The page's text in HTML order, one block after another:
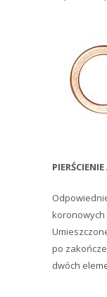
koronowych
po
dwóch